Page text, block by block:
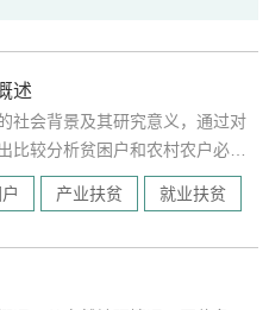
述
社会背景及其研究意义，通过对
较分析贫困户和农村农户必要
方法。
产业扶贫 就业扶贫